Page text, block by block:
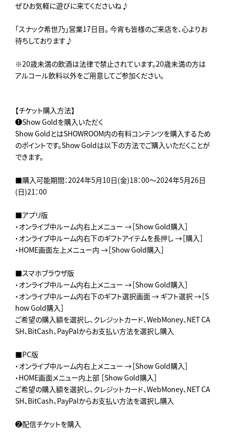
ぜひお気軽に遊びに来てくださいね♪
「スナック希世乃」営業17日目。 今宵も皆様のご来店を、心よりお
待ちしております♪
※20歳未満の飲酒は法律で禁止されています。20歳未満の方は
アルコール飲料以外をご用意してご参加ください。
【チケット購入方法】
❶Show Goldを購入いただく
Show GoldとはSHOWROOM内の有料コンテンツを購入するため
のポイントです。Show Goldは以下の方法でご購入いただくことが
できます。
■購入可能期間：2024年5月10日(金)18：00～2024年5月26日
(日)21：00
■アプリ版
・オンライブ中ルーム内右上メニュー →［Show Gold購入］
・オンライブ中ルーム内右下のギフトアイテムを長押し →［購入］
・HOME画面左上メニュー内 →［Show Gold購入］
■スマホブラウザ版
・オンライブ中ルーム内右上メニュー →［Show Gold購入］
・オンライブ中ルーム内右下のギフト選択画面 → ギフト選択 →［S
how Gold購入］
ご希望の購入額を選択し、クレジットカード、WebMoney、NET CA
SH、BitCash、PayPalからお支払い方法を選択し購入
■PC版
・オンライブ中ルーム内右上メニュー →［Show Gold購入］
・HOME画面メニュー内上部 ［Show Gold購入］
ご希望の購入額を選択し、クレジットカード、WebMoney、NET CA
SH、BitCash、PayPalからお支払い方法を選択し購入
❷配信チケットを購入